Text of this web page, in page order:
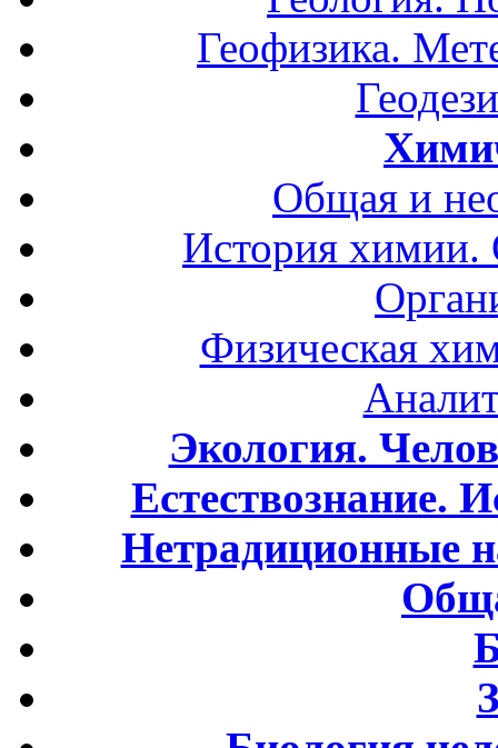
Геофизика.
Общая и
История
Физическая
Экология.
Естествознание.
Нетрадиционные